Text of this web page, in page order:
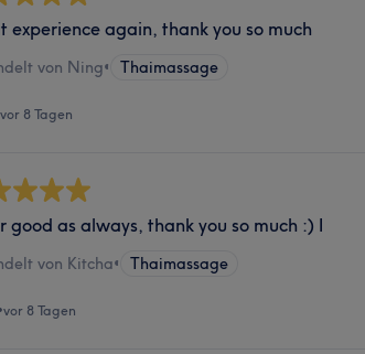
experience again, thank you so much
von Ning• Thaimassage
vor 8 Tagen
good as always, thank you so much :) I
von Kitcha• Thaimassage
vor 8 Tagen